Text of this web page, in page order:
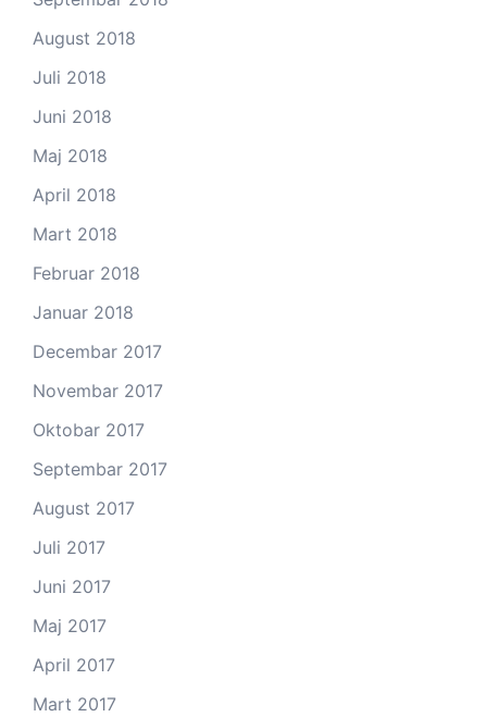
August 2018
Juli 2018
Juni 2018
Maj 2018
April 2018
Mart 2018
Februar 2018
Januar 2018
Decembar 2017
Novembar 2017
Oktobar 2017
Septembar 2017
August 2017
Juli 2017
Juni 2017
Maj 2017
April 2017
Mart 2017